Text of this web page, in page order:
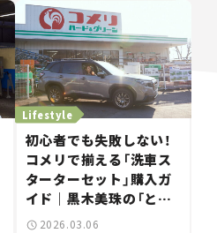
する
Lifestyle
初⼼者でも失敗しない！
コメリで揃える「洗⾞ス
ターターセット」購入ガ
イド｜黒木美珠の「とき
めく洗車日和」vol.01
2026.03.06